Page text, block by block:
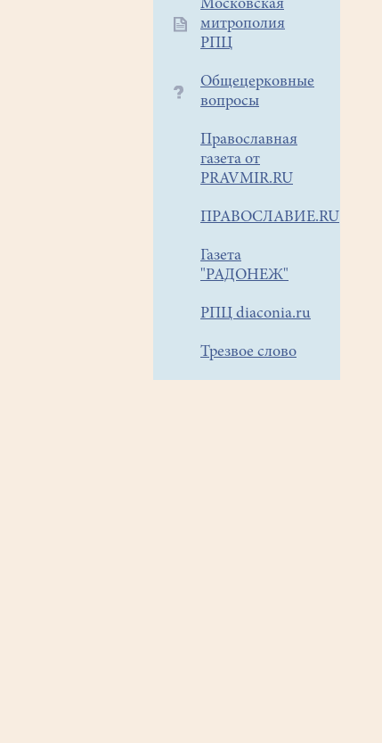
Московская
митрополия
РПЦ
Общецерковные
вопросы
Православная
газета от
PRAVMIR.RU
ПРАВОСЛАВИЕ.RU
Газета
"РАДОНЕЖ"
РПЦ diaconia.ru
Трезвое слово